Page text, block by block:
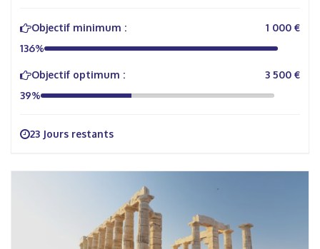
Objectif minimum :
1 000 €
136%
Objectif optimum :
3 500 €
39%
23 Jours restants